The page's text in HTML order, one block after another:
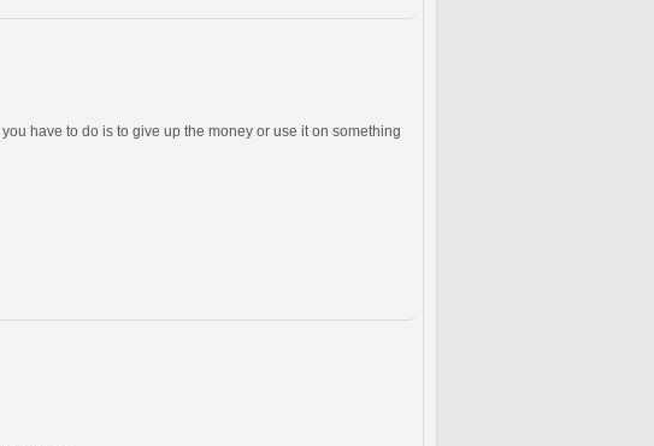
have to do is to give up the money or use it on something